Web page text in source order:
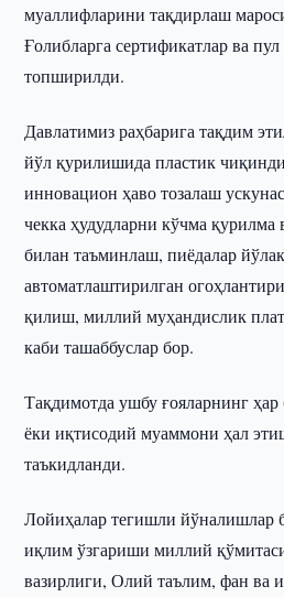
муаллифларини тақдирлаш
Ғолибларга сертификатлар ва
топширилди.
Давлатимиз раҳбарига тақдим
йўл қурилишида пластик
инновацион ҳаво тозалаш
чекка ҳудудларни кўчма қурилма
билан таъминлаш, пиёдалар
автоматлаштирилган
қилиш, миллий муҳандислик
каби ташаббуслар бор.
Тақдимотда ушбу ғояларнинг
ёки иқтисодий муаммони ҳал
таъкидланди.
Лойиҳалар тегишли йўналишлар
иқлим ўзгариши миллий
вазирлиги, Олий таълим, фан ва